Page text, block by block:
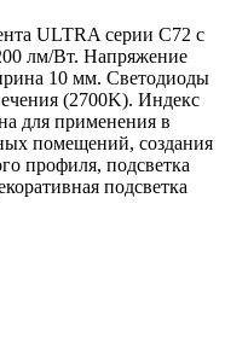
ULTRA серии C72 с
лм/Вт. Напряжение
10 мм. Светодиоды
(2700K). Индекс
для применения в
помещений, создания
профиля, подсветка
подсветка